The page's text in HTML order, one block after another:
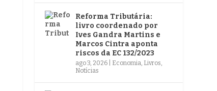
Reforma Tributária:
livro coordenado por
Ives Gandra Martins e
Marcos Cintra aponta
riscos da EC 132/2023
ago 3, 2026 Economia, Livros,
Notícias